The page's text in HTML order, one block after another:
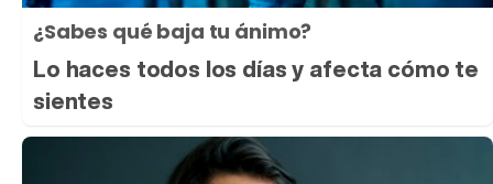
¿Sabes qué baja tu ánimo?
Lo haces todos los días y afecta cómo te
sientes